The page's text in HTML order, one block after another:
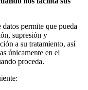
permite que pueda
supresión y
a su tratamiento, así
únicamente en el
proceda.